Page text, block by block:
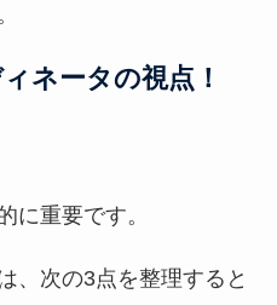
ネータの視点！
に重要です。
、次の3点を整理すると